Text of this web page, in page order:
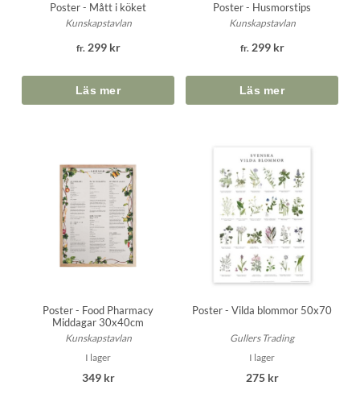
Poster - Mått i köket
Kunskapstavlan
fr. 299 kr
Poster - Husmorstips
Kunskapstavlan
fr. 299 kr
Poster - Food Pharmacy
Middagar 30x40cm
Kunskapstavlan
I lager
349 kr
Poster - Vilda blommor 50x70
Gullers Trading
I lager
275 kr